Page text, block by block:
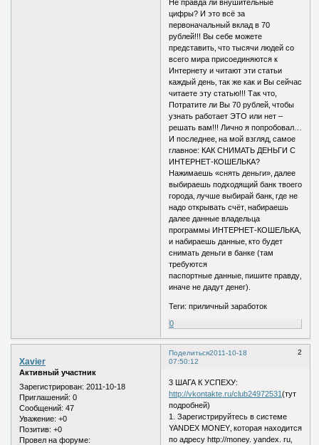
Не правда ли внушительные
цифры? И это всё за
первоначальный вклад в 70
рублей!!! Вы себе можете
представить‚ что тысячи людей со
всего мира присоединяются к
Интернету и читают эти статьи
каждый день‚ так же как и Вы сейчас
читаете эту статью!!! Так что,
Потратите ли Вы 70 рублей‚ чтобы
узнать работает ЭТО или нет –
решать вам!!! Лично я попробовал…
И последнее‚ на мой взгляд‚ самое
главное: КАК СНИМАТЬ ДЕНЬГИ С
ИНТЕРНЕТ-КОШЕЛЬКА?
Нажимаешь «снять деньги»‚ далее
выбираешь подходящий банк твоего
города‚ лучше выбирай банк‚ где не
надо открывать счёт‚ набираешь
далее данные владельца
программы ИНТЕРНЕТ-КОШЕЛЬКА‚
и набираешь данные‚ кто будет
снимать деньги в банке (там
требуются
паспортные данные‚ пишите правду‚
иначе не дадут денег).
Теги: приличный заработок
0
Поделиться 2
2011-10-18
07:50:12
Xavier
Активный участник
Зарегистрирован: 2011-10-18
Приглашений: 0
Сообщений: 47
Уважение: +0
Позитив: +0
Провел на форуме:
3 ШАГА К УСПЕХУ:
http://vkontakte.ru/club24972531(тут
подробней)
1. Зарегистрируйтесь в системе
YANDEX MONEY‚ которая находится
по адресу http://money. yandex. ru‚